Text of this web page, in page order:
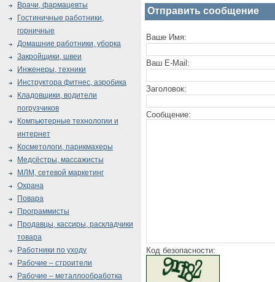
Отправить сообщение
Ваше Имя:
Ваш E-Mail:
Заголовок:
Сообщение:
Код безопасности:
Врачи, фармацевты
Гостиничные работники,
горничные
Домашние работники, уборка
Закройщики, швеи
Инженеры, техники
Инструктора фитнес, аэробика
Кладовщики, водители
погрузчиков
Компьютерные технологии и
интернет
Косметологи, парикмахеры
Медсёстры, массажисты
МЛМ, сетевой маркетинг
Охрана
Повара
Программисты
Продавцы, кассиры, раскладчики
товара
Работники по уходу
Рабочие – строители
Рабочие – металлообработка